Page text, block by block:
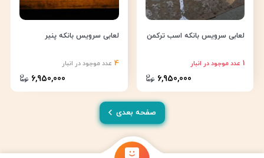
1 عدد موجود در انبار
لعابی سرویس بانکه اسب ترکمن
6,950,000
4 عدد موجود در انبار
لعابی سرویس بانکه پنیر
6,950,000
صفحه بعدی